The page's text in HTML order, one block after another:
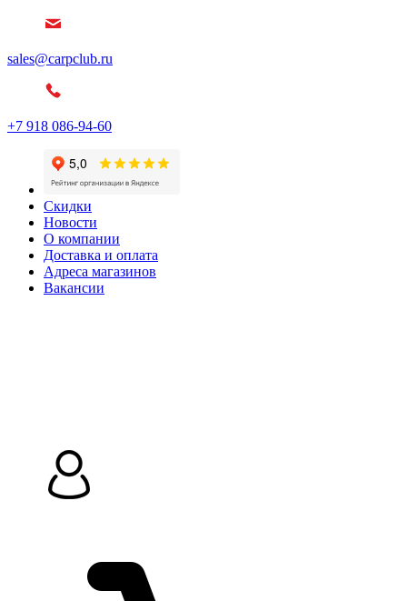
sales@carpclub.ru
+7 918 086-94-60
Скидки
Новости
О компании
Доставка и оплата
Адреса магазинов
Вакансии